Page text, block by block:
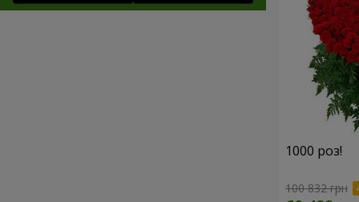
1000 роз!
100 832 грн